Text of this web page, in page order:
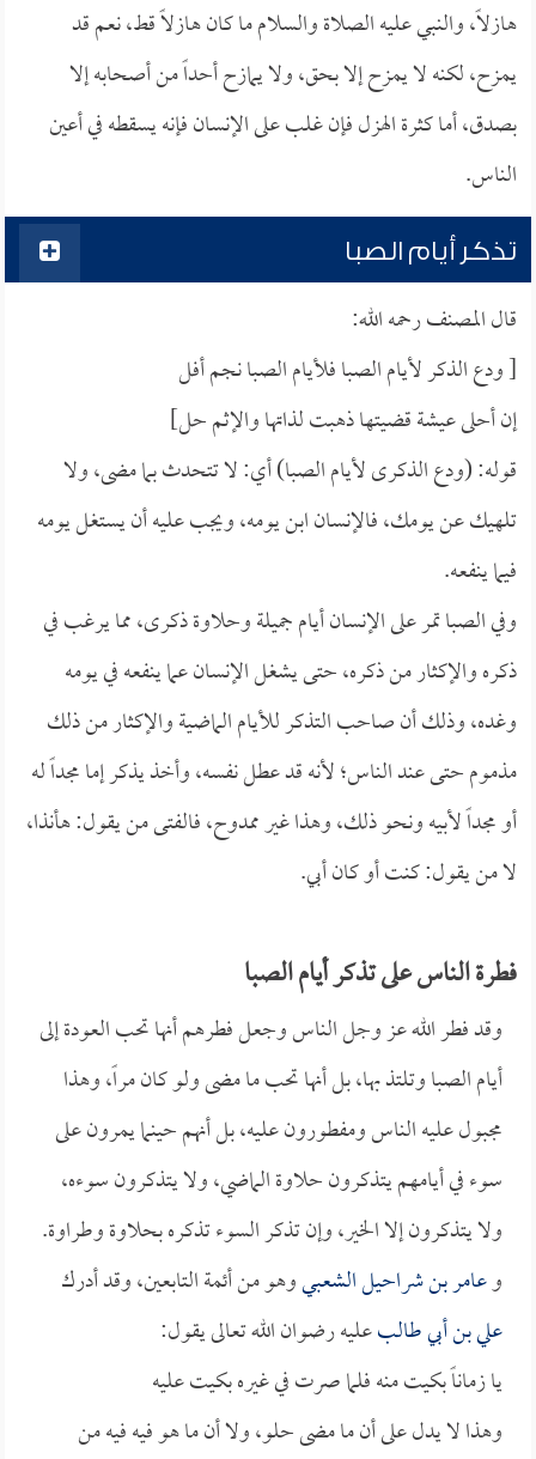
هازلاً، والنبي عليه الصلاة والسلام ما كان هازلاً قط، نعم قد
يمزح، لكنه لا يمزح إلا بحق، ولا يمازح أحداً من أصحابه إلا
بصدق، أما كثرة الهزل فإن غلب على الإنسان فإنه يسقطه في أعين
الناس.
تذكر أيام الصبا
قال المصنف رحمه الله:
[ ودع الذكر لأيام الصبا فلأيام الصبا نجم أفل
إن أحلى عيشة قضيتها ذهبت لذاتها والإثم حل]
قوله: (ودع الذكرى لأيام الصبا) أي: لا تتحدث بما مضى، ولا
تلهيك عن يومك، فالإنسان ابن يومه، ويجب عليه أن يستغل يومه
فيما ينفعه.
وفي الصبا تمر على الإنسان أيام جميلة وحلاوة ذكرى، مما يرغب في
ذكره والإكثار من ذكره، حتى يشغل الإنسان عما ينفعه في يومه
وغده، وذلك أن صاحب التذكر للأيام الماضية والإكثار من ذلك
مذموم حتى عند الناس؛ لأنه قد عطل نفسه، وأخذ يذكر إما مجداً له
أو مجداً لأبيه ونحو ذلك، وهذا غير ممدوح، فالفتى من يقول: هأنذا،
لا من يقول: كنت أو كان أبي.
فطرة الناس على تذكر أيام الصبا
وقد فطر الله عز وجل الناس وجعل فطرهم أنها تحب العودة إلى
أيام الصبا وتلتذ بها، بل أنها تحب ما مضى ولو كان مراً، وهذا
مجبول عليه الناس ومفطورون عليه، بل أنهم حينما يمرون على
سوء في أيامهم يتذكرون حلاوة الماضي، ولا يتذكرون سوءه،
ولا يتذكرون إلا الخير، وإن تذكر السوء تذكره بحلاوة وطراوة.
وعامر بن شراحيل الشعبيوهو من أئمة التابعين، وقد أدرك
علي بن أبي طالبعليه رضوان الله تعالى يقول:
يا زماناً بكيت منه فلما صرت في غيره بكيت عليه
وهذا لا يدل على أن ما مضى حلو، ولا أن ما هو فيه فيه من